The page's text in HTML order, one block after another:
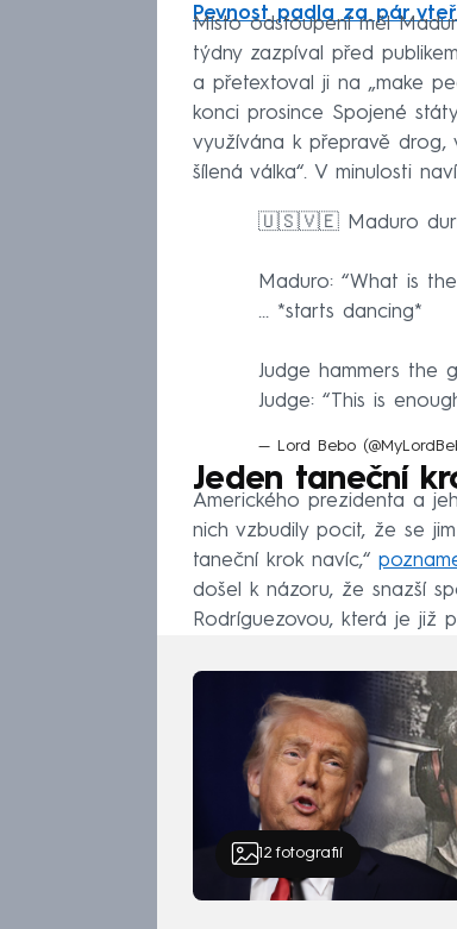
Pevnost padla za pár
Místo odstoupení měl
týdny zazpíval před
a přetextoval ji na „make
konci prosince Spojené
využívána k přepravě drog,
šílená válka“. V minulosti
🇺🇸🇻🇪 Maduro
Maduro: “What is
… *starts dancing*
Judge hammers the
Judge: “This is
— Lord Bebo
Jeden taneční
Amerického prezidenta a
nich vzbudily pocit, že se
taneční krok navíc,“
došel k názoru, že snazší
Rodríguezovou, která je již
12fotografií